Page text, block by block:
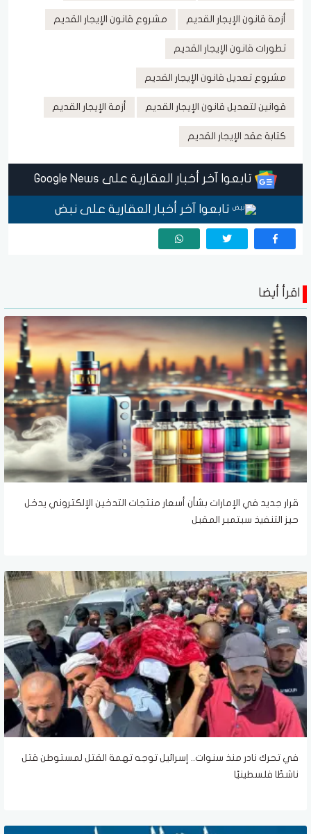
أزمة قانون الإيجار القديم مشروع قانون الإيجار القديم
تطورات قانون الإيجار القديم
مشروع تعديل قانون الإيجار القديم
قوانين لتعديل قانون الإيجار القديم أزمة الإيجار القديم
كتابة عقد الإيجار القديم
تابعوا آخر أخبار العقارية على Google News
تابعوا آخر أخبار العقارية على نبض
اقرأ أيضا
قرار جديد في الإمارات بشأن أسعار منتجات التدخين الإلكتروني يدخل
حيز التنفيذ سبتمبر المقبل
في تحرك نادر منذ سنوات.. إسرائيل توجه تهمة القتل لمستوطن قتل
ناشطًا فلسطينيًا